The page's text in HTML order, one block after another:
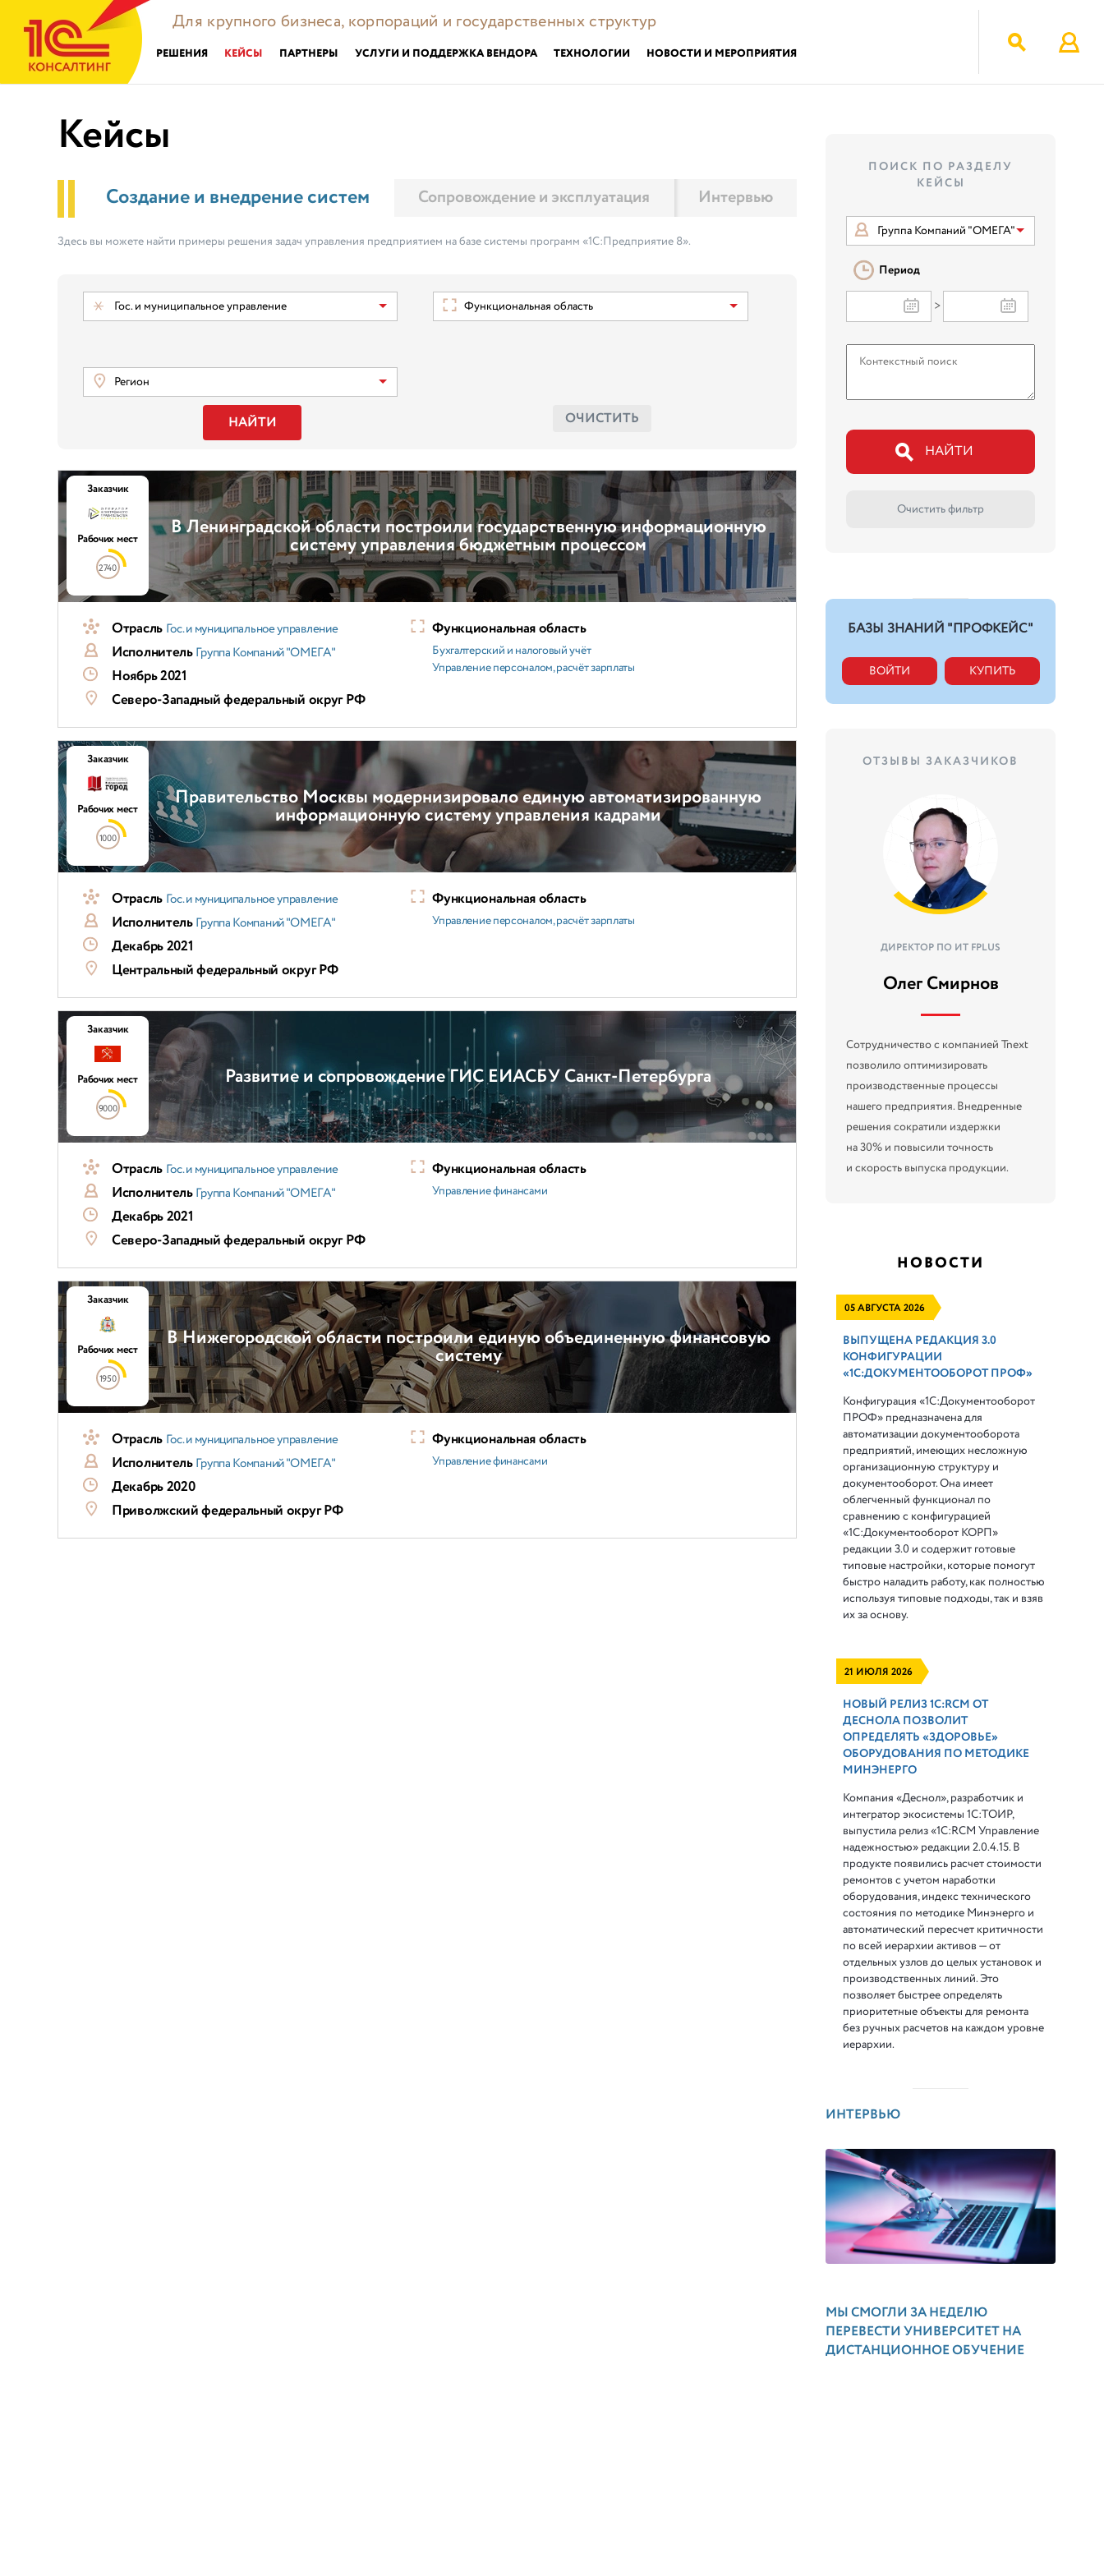
Для крупного бизнеса, корпораций и государственных структур
РЕШЕНИЯ КЕЙСЫ ПАРТНЕРЫ УСЛУГИ И ПОДДЕРЖКА ВЕНДОРА ТЕХНОЛОГИИ НОВОСТИ И МЕРОПРИЯТИЯ
Кейсы
Создание и внедрение систем Сопровождение и эксплуатация Интервью
Здесь вы можете найти примеры решения задач управления предприятием на базе системы программ «1С:Предприятие 8».
Гос. и муниципальное управление
Регион
Функциональная область
НАЙТИ ОЧИСТИТЬ
В Ленинградской области построили государственную информационную
систему управления бюджетным процессом
Заказчик
Рабочих мест
2740
Отрасль Гос. и муниципальное управление
ИсполнительГруппа Компаний "ОМЕГА"
Ноябрь 2021
Северо-Западный федеральный округ РФ
Функциональная область
Бухгалтерский и налоговый учёт
Управление персоналом, расчёт зарплаты
Правительство Москвы модернизировало единую автоматизированную
информационную систему управления кадрами
Заказчик
Рабочих мест
1000
Отрасль Гос. и муниципальное управление
ИсполнительГруппа Компаний "ОМЕГА"
Декабрь 2021
Центральный федеральный округ РФ
Функциональная область
Управление персоналом, расчёт зарплаты
Развитие и сопровождение ГИС ЕИАСБУ Санкт-Петербурга
Заказчик
Рабочих мест
9000
Отрасль Гос. и муниципальное управление
ИсполнительГруппа Компаний "ОМЕГА"
Декабрь 2021
Северо-Западный федеральный округ РФ
Функциональная область
Управление финансами
В Нижегородской области построили единую объединенную финансовую
систему
Заказчик
Рабочих мест
1950
Отрасль Гос. и муниципальное управление
ИсполнительГруппа Компаний "ОМЕГА"
Декабрь 2020
Приволжский федеральный округ РФ
Функциональная область
Управление финансами
ПОИСК ПО РАЗДЕЛУ
КЕЙСЫ
Группа Компаний "ОМЕГА"
Период
>
НАЙТИ
Очистить фильтр
БАЗЫ ЗНАНИЙ "ПРОФКЕЙС"
ВОЙТИ КУПИТЬ
ОТЗЫВЫ ЗАКАЗЧИКОВ
ДИРЕКТОР ПО ИТ FPLUS
Олег Смирнов
Сотрудничество с компанией Tnext
позволило оптимизировать
производственные процессы
нашего предприятия. Внедренные
решения сократили издержки
на 30% и повысили точность
и скорость выпуска продукции.
НОВОСТИ
05 АВГУСТА 2026
ВЫПУЩЕНА РЕДАКЦИЯ 3.0
КОНФИГУРАЦИИ
«1С:ДОКУМЕНТООБОРОТ ПРОФ»
Конфигурация «1С:Документооборот
ПРОФ» предназначена для
автоматизации документооборота
предприятий, имеющих несложную
организационную структуру и
документооборот. Она имеет
облегченный функционал по
сравнению с конфигурацией
«1С:Документооборот КОРП»
редакции 3.0 и содержит готовые
типовые настройки, которые помогут
быстро наладить работу, как полностью
используя типовые подходы, так и взяв
их за основу.
21 ИЮЛЯ 2026
НОВЫЙ РЕЛИЗ 1С:RCM ОТ
ДЕСНОЛА ПОЗВОЛИТ
ОПРЕДЕЛЯТЬ «ЗДОРОВЬЕ»
ОБОРУДОВАНИЯ ПО МЕТОДИКЕ
МИНЭНЕРГО
Компания «Деснол», разработчик и
интегратор экосистемы 1С:ТОИР,
выпустила релиз «1С:RCM Управление
надежностью» редакции 2.0.4.15. В
продукте появились расчет стоимости
ремонтов с учетом наработки
оборудования, индекс технического
состояния по методике Минэнерго и
автоматический пересчет критичности
по всей иерархии активов — от
отдельных узлов до целых установок и
производственных линий. Это
позволяет быстрее определять
приоритетные объекты для ремонта
без ручных расчетов на каждом уровне
иерархии.
ИНТЕРВЬЮ
МЫ СМОГЛИ ЗА НЕДЕЛЮ
ПЕРЕВЕСТИ УНИВЕРСИТЕТ НА
ДИСТАНЦИОННОЕ ОБУЧЕНИЕ